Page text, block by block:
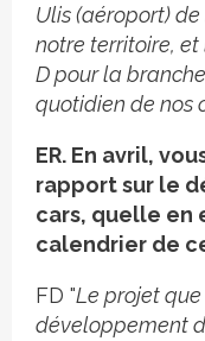
Ulis (aéroport)
notre territoire, et
D pour la
quotidien de nos
ER. En avril,
rapport sur le
cars, quelle en
calendrier de
FD "Le projet
développement